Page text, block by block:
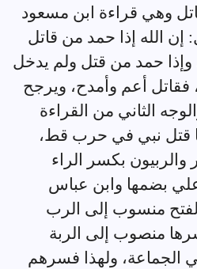
وهي قراءة ابن مسعود
إن الله إذا حمد من قاتل
وإذا حمد من قتل ولم يدخل
فقاتل أعم وأمدح، ويرجح
الثاني من القراءة
قتل نبي في حرب قط،
بكسر الراء
بضمها وابن عباس
منسوب إلى الرب
منصوب إلى الربة
الجماعة، ولهذا فسرهم